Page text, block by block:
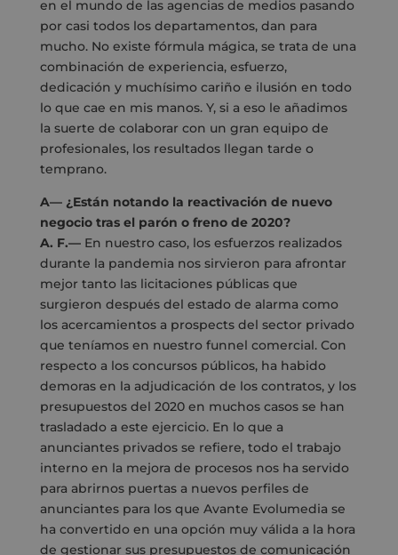
en el mundo de las agencias de medios pasando
por casi todos los departamentos, dan para
mucho. No existe fórmula mágica, se trata de una
combinación de experiencia, esfuerzo,
dedicación y muchísimo cariño e ilusión en todo
lo que cae en mis manos. Y, si a eso le añadimos
la suerte de colaborar con un gran equipo de
profesionales, los resultados llegan tarde o
temprano.
A— ¿Están notando la reactivación de nuevo
negocio tras el parón o freno de 2020?
A. F.—En nuestro caso, los esfuerzos realizados
durante la pandemia nos sirvieron para afrontar
mejor tanto las licitaciones públicas que
surgieron después del estado de alarma como
los acercamientos a prospects del sector privado
que teníamos en nuestro funnel comercial. Con
respecto a los concursos públicos, ha habido
demoras en la adjudicación de los contratos, y los
presupuestos del 2020 en muchos casos se han
trasladado a este ejercicio. En lo que a
anunciantes privados se refiere, todo el trabajo
interno en la mejora de procesos nos ha servido
para abrirnos puertas a nuevos perfiles de
anunciantes para los que Avante Evolumedia se
ha convertido en una opción muy válida a la hora
de gestionar sus presupuestos de comunicación